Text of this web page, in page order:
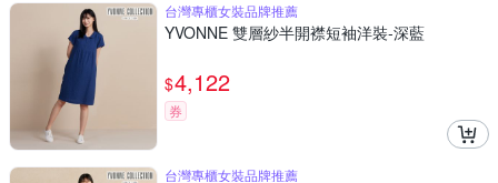
台灣專櫃女裝品牌推薦
YVONNE 雙層紗半開襟短袖洋裝-深藍
$4,122
券
台灣專櫃女裝品牌推薦